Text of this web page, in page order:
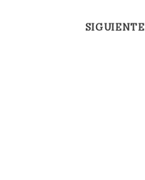
SIGUIENTE